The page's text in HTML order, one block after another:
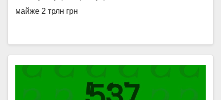
майже 2 трлн грн